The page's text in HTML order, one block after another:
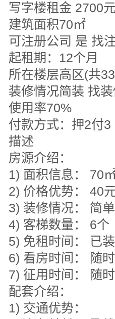
写字楼租金 2700
建筑面积70㎡
可注册公司 是 找
起租期：12个月
所在楼层高区(共
装修情况简装 找
使用率70%
付款方式：押2付3
描述
房源介绍：
1) 面积信息： 70
2) 价格优势： 40
3) 装修情况： 简
4) 客梯数量： 6个
5) 免租时间： 已
6) 看房时间： 随
7) 征用时间： 随
配套介绍：
1) 交通优势：